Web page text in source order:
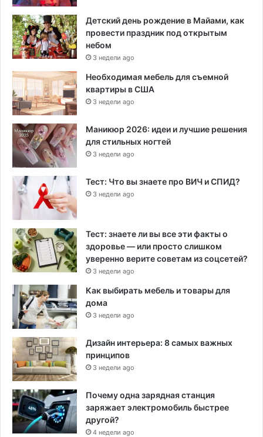
Детский день рождение в Майами, как
провести праздник под открытым
небом
3 недели ago
Необходимая мебель для съемной
квартиры в США
3 недели ago
Маникюр 2026: идеи и лучшие решения
для стильных ногтей
3 недели ago
Тест: Что вы знаете про ВИЧ и СПИД?
3 недели ago
Тест: знаете ли вы все эти факты о
здоровье — или просто слишком
уверенно верите советам из соцсетей?
3 недели ago
Как выбирать мебель и товары для
дома
3 недели ago
Дизайн интерьера: 8 самых важных
принципов
3 недели ago
Почему одна зарядная станция
заряжает электромобиль быстрее
другой?
4 недели ago